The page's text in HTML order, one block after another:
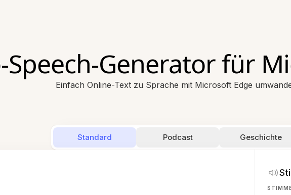
Speech-Generator für
Einfach Online-Text zu Sprache mit Microsoft Edge
Standard Podcast Geschichte